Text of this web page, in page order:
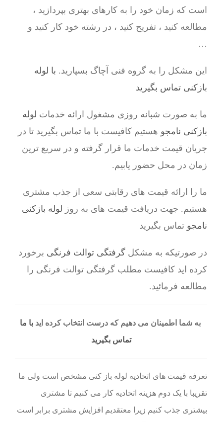
است که زمان خود را به کارهای بهتری بپردازید ،
مطالعه کنید ، تفریح کنید ، در رشته خود کار کنید و
…
این مشکل را به گروه فنی آچاگ بسپارید. با لوله
بازکنی تماس بگیرید
ما به صورت شبانه روزی مشغول ارائه خدمات لوله
بازکنی نامجو هستیم کافیست با ما تماس بگیرید تا در
جریان قیمت خدمات ما قرار گرفته و در سریع ترین
زمان در محل حضور یابیم.
ما را ارائه قیمت های رقابتی سعی از جذب مشتری
هستیم. جهت دریافت قیمت های به روز لوله بازکنی
نامجو تماس بگیرید
در صورتیکه به مشکل گرفتگی توالت فرنگی برخورد
کرده اید کافیست مطلب گرفتگی توالت فرنگی را
مطالعه فرمائید.
به شما اطمینان می دهیم که درست انتخاب کرده ایدبا ما
تماس بگیرید
تعرفه قیمت های اتحادیه لوله باز کنی مشخص است ولی ما
تقریبا با یک دوم هزینه اتحادیه کار می کنیم تا مشتری
بیشتری جذب کنیم زیرا معتقدیم افزایش مشتری برابر است